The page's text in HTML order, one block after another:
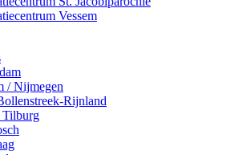
Vessem
/ Nijmegen
Rijnland
Tilburg